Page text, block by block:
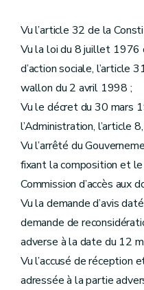
Vu l’article 32 de la
Vu la loi du 8 juillet 1976
d’action sociale, l’article
wallon du 2 avril 1998 ;
Vu le décret du 30 mars
l’Administration, l’article
Vu l’arrêté du
fixant la composition et
Commission d’accès aux
Vu la demande d’avis
demande de
adverse à la date du 12
Vu l’accusé de réception
adressée à la partie